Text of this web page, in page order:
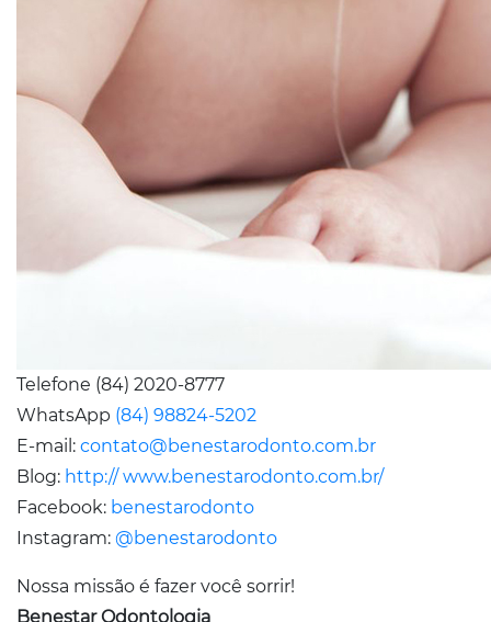
Telefone (84) 2020-8777
WhatsApp (84) 98824-5202
E-mail: contato@benestarodonto.com.br
Blog: http:// www.benestarodonto.com.br/
Facebook: benestarodonto
Instagram: @benestarodonto
Nossa missão é fazer você sorrir!
Benestar Odontologia